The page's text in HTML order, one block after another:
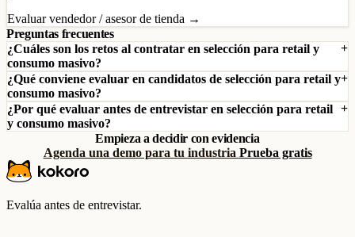
Evaluar vendedor / asesor de tienda →
Preguntas frecuentes
¿Cuáles son los retos al contratar en selección para retail y
consumo masivo?
¿Qué conviene evaluar en candidatos de selección para retail y
consumo masivo?
¿Por qué evaluar antes de entrevistar en selección para retail
y consumo masivo?
Empieza a decidir con evidencia
Agenda una demo para tu industria Prueba gratis
Evalúa antes de entrevistar.